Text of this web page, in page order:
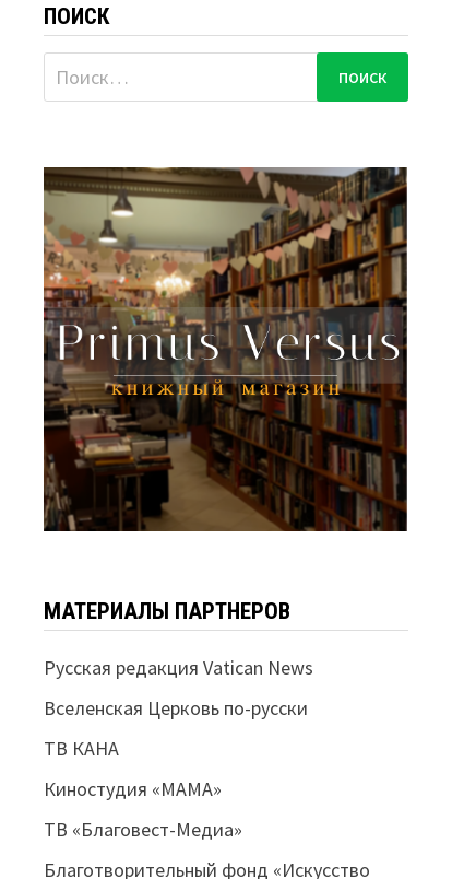
ПОИСК
Найти:
МАТЕРИАЛЫ ПАРТНЕРОВ
Русская редакция Vatican News
Вселенская Церковь по-русски
ТВ КАНА
Киностудия «МАМА»
ТВ «Благовест-Медиа»
Благотворительный фонд «Искусство